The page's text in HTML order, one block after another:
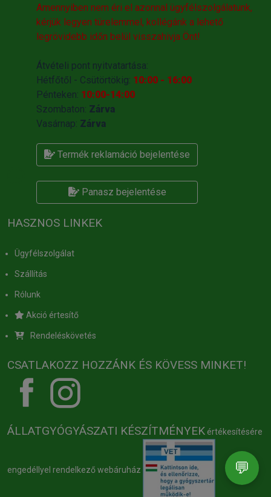
Amennyiben nem éri el azonnal ügyfélszolgálatunk,
kérjük legyen türelemmel, kollégánk a lehető
legrövidebb időn belül visszahivja Önt!
Átvételi pont nyitvatartása:
Hétfőtől - Csütörtökig: 10:00 - 16:00
Pénteken: 10:00-14:00
Szombaton: Zárva
Vasárnap: Zárva
Termék reklamáció bejelentése
Panasz bejelentése
HASZNOS LINKEK
Ügyfélszolgálat
Szállítás
Rólunk
Akció értesítő
Rendeléskövetés
CSATLAKOZZ HOZZÁNK ÉS KÖVESS MINKET!
ÁLLATGYÓGYÁSZATI KÉSZÍTMÉNYEK értékesítésére
engedéllyel rendelkező webáruház 💬